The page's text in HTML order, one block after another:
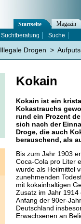
Kokain
Kokain ist ein
Kokastrauchs
rund ein Prozent
sich nach der
Droge, die auch
berauschend, als
Bis zum Jahr 1903
Coca-Cola pro Liter
wurde als Heilmittel
zunehmenden
mit kokainhaltigen
Zusatz im Jahr 1914
Anfang der 90er-
Deutschland
Erwachsenen an
Startseite Magazin
Suchtberatung Suche
Illegale Drogen >